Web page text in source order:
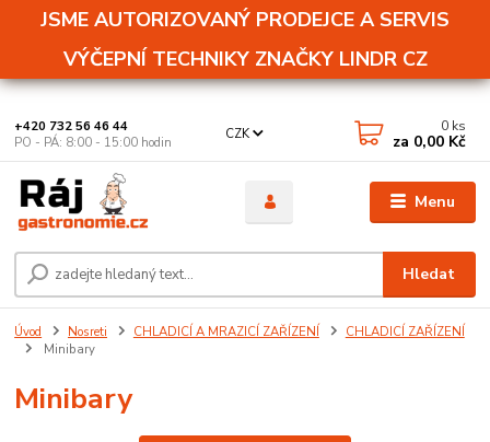
JSME AUTORIZOVANÝ PRODEJCE A SERVIS
VÝČEPNÍ TECHNIKY ZNAČKY LINDR CZ
Menu
CZK
Hledat
+420 732 56 46 44
PO - PÁ: 8:00 - 15:00 hodin
0 ks
za 0,00 Kč
Úvod Nosreti CHLADICÍ A MRAZICÍ ZAŘÍZENÍ
CHLADICÍ ZAŘÍZENÍ
Minibary
Minibary